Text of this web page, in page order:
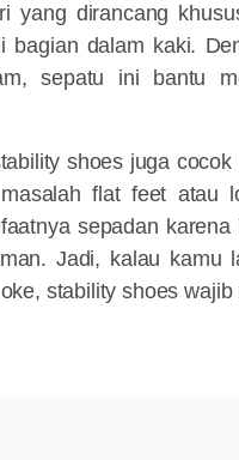
yang dirancang
bagian dalam kaki.
sepatu ini bantu
shoes juga
flat feet atau
sepadan
Jadi, kalau kamu
stability shoes wajib